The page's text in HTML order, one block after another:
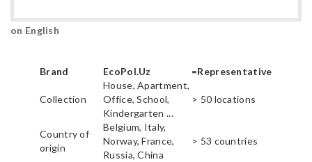
on English
Brand EcoPol.Uz =Representative
Collection
House, Apartment,
Office, School,
Kindergarten ...
> 50 locations
Country of
origin
Belgium, Italy,
Norway, France,
Russia, China
> 53 countries